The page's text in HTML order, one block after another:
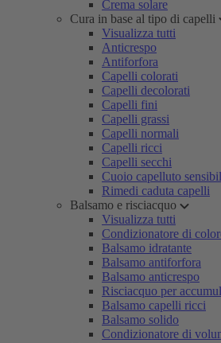
Crema solare
Cura in base al tipo di capelli
Visualizza tutti
Anticrespo
Antiforfora
Capelli colorati
Capelli decolorati
Capelli fini
Capelli grassi
Capelli normali
Capelli ricci
Capelli secchi
Cuoio capelluto
Rimedi caduta capelli
Balsamo e risciacquo
Visualizza tutti
Condizionatore di
Balsamo idratante
Balsamo antiforfora
Balsamo anticrespo
Risciacquo per
Balsamo capelli ricci
Balsamo solido
Condizionatore di